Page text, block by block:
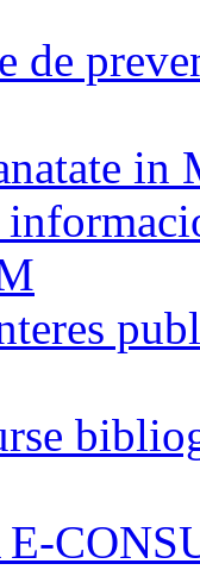
de
in